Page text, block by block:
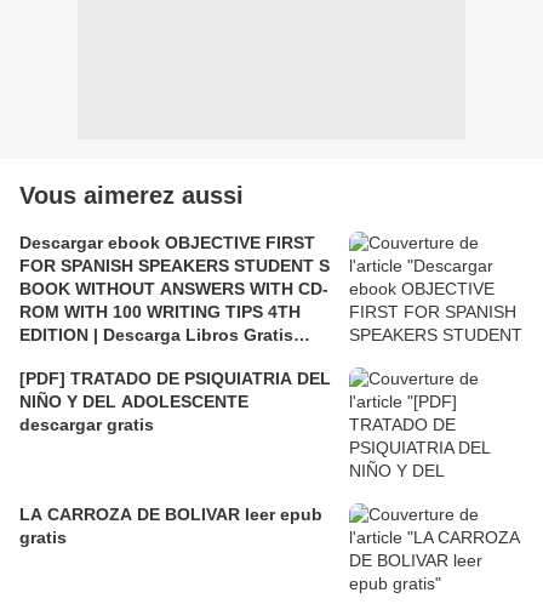
Vous aimerez aussi
Descargar ebook OBJECTIVE FIRST
FOR SPANISH SPEAKERS STUDENT S
BOOK WITHOUT ANSWERS WITH CD-
ROM WITH 100 WRITING TIPS 4TH
EDITION | Descarga Libros Gratis
[PDF] TRATADO DE PSIQUIATRIA DEL
NIÑO Y DEL ADOLESCENTE
descargar gratis
LA CARROZA DE BOLIVAR leer epub
gratis